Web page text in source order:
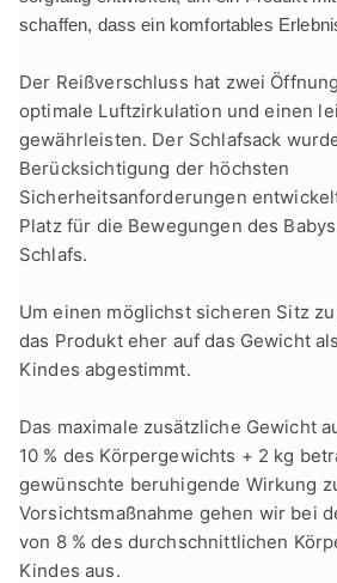
schaffen, dass ein komfortables
Der Reißverschluss hat zwei
optimale Luftzirkulation und einen
gewährleisten. Der Schlafsack
Berücksichtigung der höchsten
Sicherheitsanforderungen
Platz für die Bewegungen des
Schlafs.
Um einen möglichst sicheren Sitz
das Produkt eher auf das Gewicht
Kindes abgestimmt.
Das maximale zusätzliche Gewicht
10 % des Körpergewichts + 2 kg
gewünschte beruhigende Wirkung
Vorsichtsmaßnahme gehen wir bei
von 8 % des durchschnittlichen
Kindes aus.